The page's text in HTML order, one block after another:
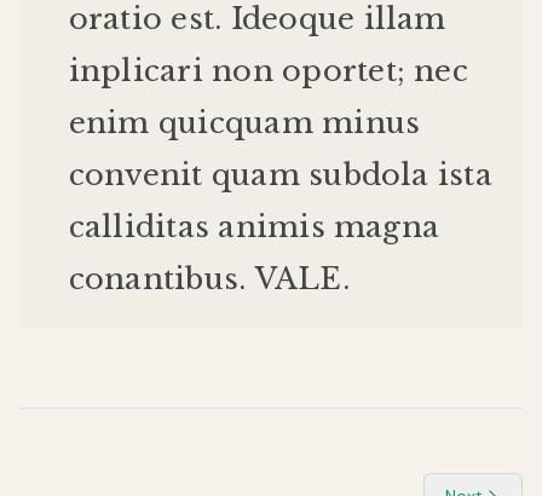
oratio est. Ideoque illam
inplicari non oportet; nec
enim quicquam minus
convenit quam subdola ista
calliditas animis magna
conantibus.VALE.